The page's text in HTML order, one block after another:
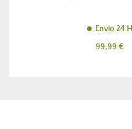
Envío 24 H
Precio
99,99 €